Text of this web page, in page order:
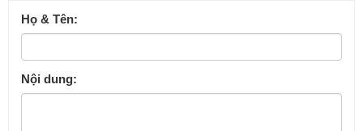
Họ & Tên:
Nội dung: